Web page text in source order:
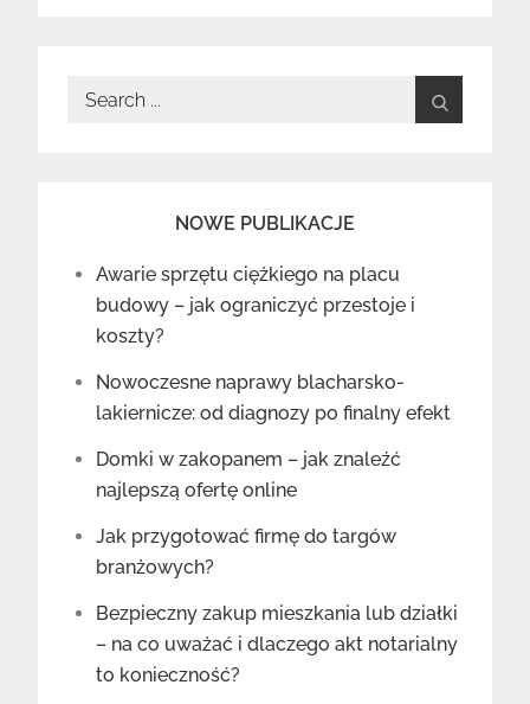
Search
NOWE PUBLIKACJE
Awarie sprzętu ciężkiego na placu
budowy – jak ograniczyć przestoje i
koszty?
Nowoczesne naprawy blacharsko-
lakiernicze: od diagnozy po finalny efekt
Domki w zakopanem – jak znaleźć
najlepszą ofertę online
Jak przygotować firmę do targów
branżowych?
Bezpieczny zakup mieszkania lub działki
– na co uważać i dlaczego akt notarialny
to konieczność?